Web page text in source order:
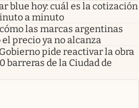
blue hoy: cuál es la cotización
a minuto
las marcas argentinas
precio ya no alcanza
pide reactivar la obra
de la Ciudad de